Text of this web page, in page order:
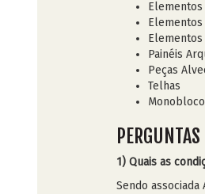
Elementos
Painéis
Peças
Telhas
1) Quais as
Sendo